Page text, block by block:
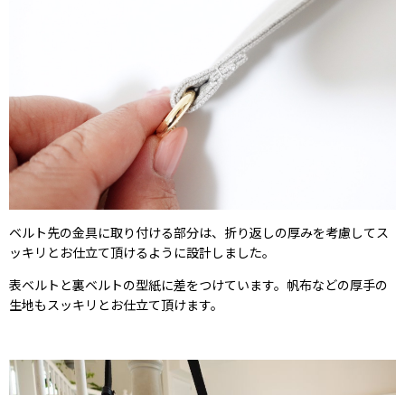
ベルト先の金具に取り付ける部分は、折り返しの厚みを考慮してス
ッキリとお仕立て頂けるように設計しました。
表ベルトと裏ベルトの型紙に差をつけています。帆布などの厚手の
生地もスッキリとお仕立て頂けます。